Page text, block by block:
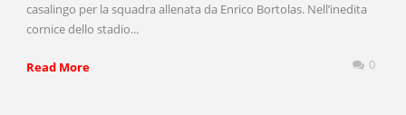
casalingo per la squadra allenata da Enrico Bortolas. Nell’inedita
cornice dello stadio...
Read More 0